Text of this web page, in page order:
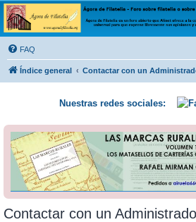
Ágora de Filatelia
Foro sobre filatelia o sobre lo que se tercie. Ágora de
ofrece a la comunidad filatélica universal para que
conocimientos
FAQ
Índice general Contactar con un
Nuestras redes sociales:
Contactar con un